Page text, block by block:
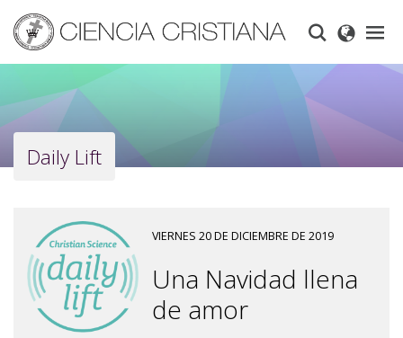
main
content
Daily Lift
VIERNES 20 DE DICIEMBRE DE 2019
Una Navidad llena
de amor